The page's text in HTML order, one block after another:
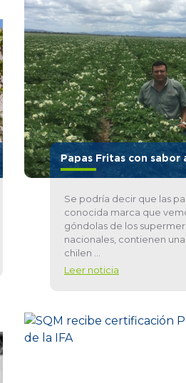
Papas Fritas con sabor
Se podría decir que las
conocida marca que
góndolas de los
nacionales, contienen
chilen ...
Leer noticia